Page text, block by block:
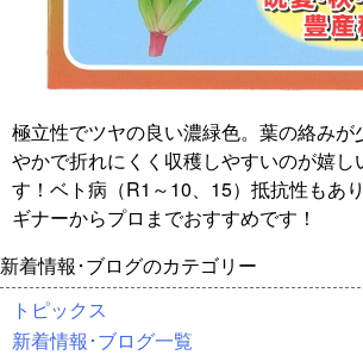
極立性でツヤの良い濃緑色。葉の絡みが
やかで折れにくく収穫しやすいのが嬉し
す！ベト病（R1～10、15）抵抗性もあ
ギナーからプロまでおすすめです！
新着情報･ブログのカテゴリー
トピックス
新着情報･ブログ一覧